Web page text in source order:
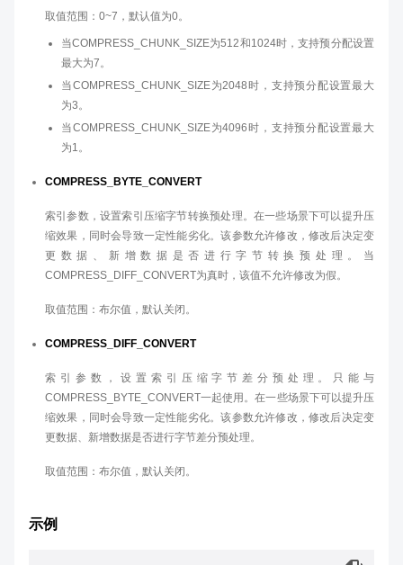
取值范围：0~7，默认值为0。
当COMPRESS_CHUNK_SIZE为512和1024时，支持预分配设置
最大为7。
当COMPRESS_CHUNK_SIZE为2048时，支持预分配设置最大
为3。
当COMPRESS_CHUNK_SIZE为4096时，支持预分配设置最大
为1。
COMPRESS_BYTE_CONVERT
索引参数，设置索引压缩字节转换预处理。在一些场景下可以提升压
缩效果，同时会导致一定性能劣化。该参数允许修改，修改后决定变
更数据、新增数据是否进行字节转换预处理。当
COMPRESS_DIFF_CONVERT为真时，该值不允许修改为假。
取值范围：布尔值，默认关闭。
COMPRESS_DIFF_CONVERT
索引参数，设置索引压缩字节差分预处理。只能与
COMPRESS_BYTE_CONVERT一起使用。在一些场景下可以提升压
缩效果，同时会导致一定性能劣化。该参数允许修改，修改后决定变
更数据、新增数据是否进行字节差分预处理。
取值范围：布尔值，默认关闭。
示例